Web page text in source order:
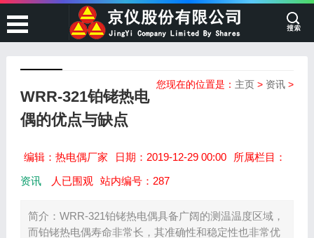
您现在的位置是： 主页 > 资讯 >
WRR-321铂铑热电
偶的优点与缺点
编辑：热电偶厂家 日期：2019-12-29 00:00
所属栏目：
资讯
人已围观 站内编号：287
简介：WRR-321铂铑热电偶具备广阔的测温温度区域，
而铂铑热电偶寿命非常长，其准确性和稳定性也非常优